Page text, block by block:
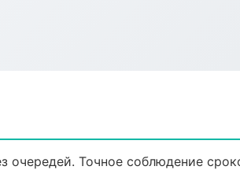
очередей. Точное соблюдение